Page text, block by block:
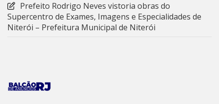
Prefeito Rodrigo Neves vistoria obras do
Supercentro de Exames, Imagens e Especialidades de
Niterói – Prefeitura Municipal de Niterói